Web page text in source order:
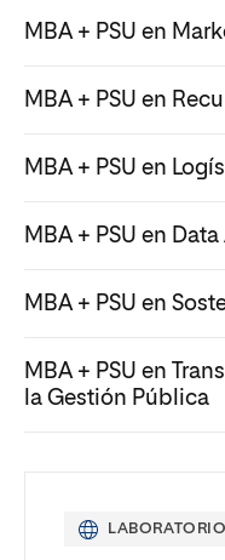
MBA + PSU en
MBA + PSU en
MBA + PSU en
MBA + PSU en
MBA + PSU en
MBA + PSU en
la Gestión Pública